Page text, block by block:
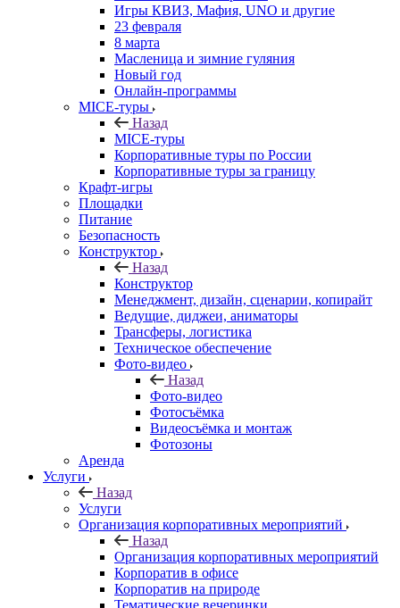
Игры КВИЗ, Мафия, UNO и другие
23 февраля
8 марта
Масленица и зимние гуляния
Новый год
Онлайн-программы
MICE‑туры
Назад
MICE‑туры
Корпоративные туры по России
Корпоративные туры за границу
Крафт-игры
Площадки
Питание
Безопасность
Конструктор
Назад
Конструктор
Менеджмент, дизайн, сценарии, копирайт
Ведущие, диджеи, аниматоры
Трансферы, логистика
Техническое обеспечение
Фото-видео
Назад
Фото-видео
Фотосъёмка
Видеосъёмка и монтаж
Фотозоны
Аренда
Услуги
Назад
Услуги
Организация корпоративных мероприятий
Назад
Организация корпоративных мероприятий
Корпоратив в офисе
Корпоратив на природе
Тематические вечеринки